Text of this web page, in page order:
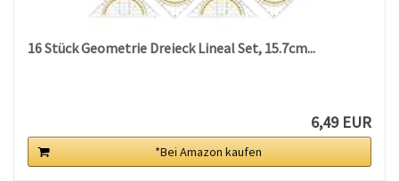
16 Stück Geometrie Dreieck Lineal Set, 15.7cm...
6,49 EUR
*Bei Amazon kaufen